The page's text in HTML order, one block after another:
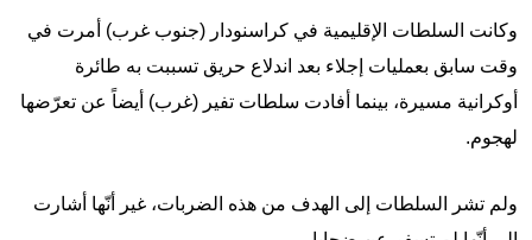
وكانت السلطات الإقليمية في كراسنودار (جنوب غرب) أمرت في
وقت سابق بعمليات إجلاء بعد اندلاع حريق تسببت به طائرة
أوكرانية مسيرة، بينما أفادت سلطات تفير (غرب) أيضاً عن تعرّضها
لهجوم.
ولم تشر السلطات إلى الهدف من هذه الضربات، غير أنّها أشارت